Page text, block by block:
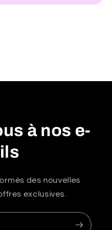
à nos e-
des nouvelles
exclusives.